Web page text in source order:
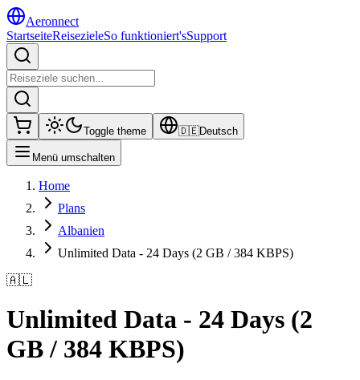
Aeronnect
StartseiteReisezieleSo funktioniert'sSupport
Toggle theme 🇩🇪Deutsch
Menü umschalten
Home
Plans
Albanien
Unlimited Data - 24 Days (2 GB / 384 KBPS)
🇦🇱
Unlimited Data - 24 Days (2
GB / 384 KBPS)